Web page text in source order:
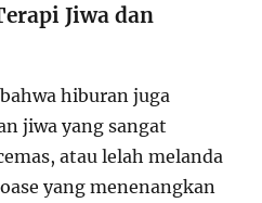
Jiwa dan
hiburan juga
jiwa yang sangat
atau lelah melanda
yang menenangkan